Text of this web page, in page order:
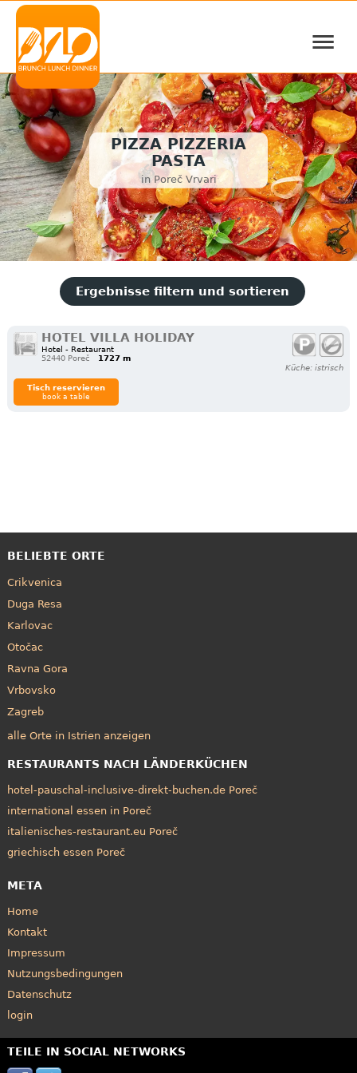
≡
PIZZA PIZZERIA
PASTA
in Poreč Vrvari
Ergebnisse filtern und sortieren
HOTEL VILLA HOLIDAY
Hotel - Restaurant
52440 Poreč
1727 m
Küche: istrisch
Tisch reservieren
book a table
BELIEBTE ORTE
Crikvenica
Duga Resa
Karlovac
Otočac
Ravna Gora
Vrbovsko
Zagreb
alle Orte in Istrien anzeigen
RESTAURANTS NACH LÄNDERKÜCHEN
hotel-pauschal-inclusive-direkt-buchen.de Poreč
international essen in Poreč
italienisches-restaurant.eu Poreč
griechisch essen Poreč
META
Home
Kontakt
Impressum
Nutzungsbedingungen
Datenschutz
login
TEILE IN SOCIAL NETWORKS